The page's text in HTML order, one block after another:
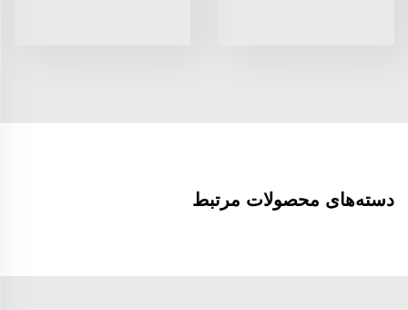
دسته‌های محصولات مرتبط